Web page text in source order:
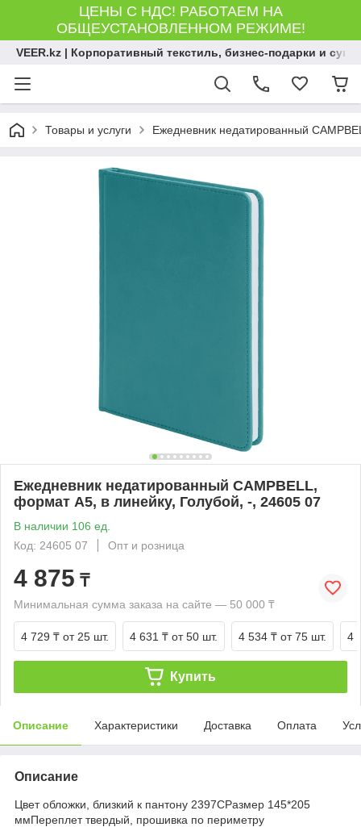
ЦЕНЫ С НДС! РАБОТАЕМ НА
ОБЩЕУСТАНОВЛЕННОМ РЕЖИМЕ!
VEER.kz | Корпоративный текстиль, бизнес-подарки и
Товары и услуги Ежедневник недатированный
Ежедневник недатированный CAMPBELL,
формат А5, в линейку, Голубой, -, 24605 07
В наличии 106 ед.
Код: 24605 07
Опт и розница
4 875 ₸
Минимальная сумма заказа на сайте — 50 000 ₸
4 729 ₸ от 25 шт. 4 631 ₸ от 50 шт. 4 534 ₸ от 75 шт. 4
Купить
Описание Характеристики Доставка Оплата
Описание
Цвет обложки, близкий к пантону 2397CРазмер 145*205
ммПереплет твердый, прошивка по периметру